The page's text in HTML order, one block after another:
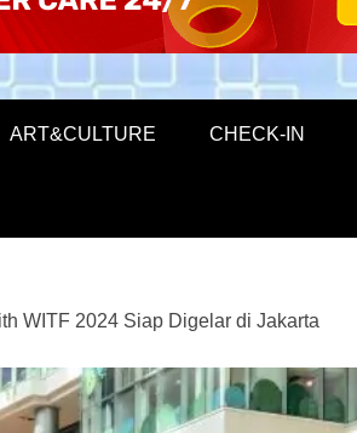
ART&CULTURE CHECK-IN
WITF 2024 Siap Digelar di Jakarta